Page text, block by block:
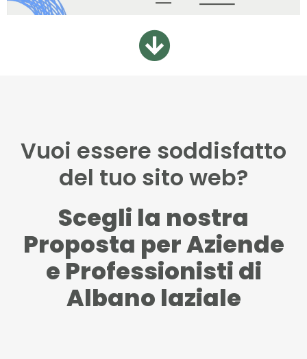
Vuoi essere soddisfatto
del tuo sito web?
Scegli la nostra
Proposta per Aziende
e Professionisti di
Albano laziale